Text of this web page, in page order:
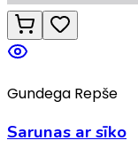
Gundega Repše
Sarunas ar sīko